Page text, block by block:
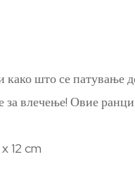
што се патување
за влечење! Овие
12 cm